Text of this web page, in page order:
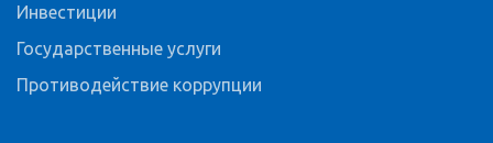
Инвестиции
Государственные услуги
Противодействие коррупции